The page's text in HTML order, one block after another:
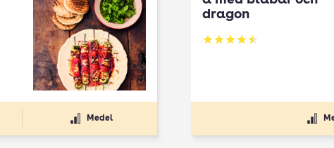
Medel
dragon
Betyg: 4.5 av 5